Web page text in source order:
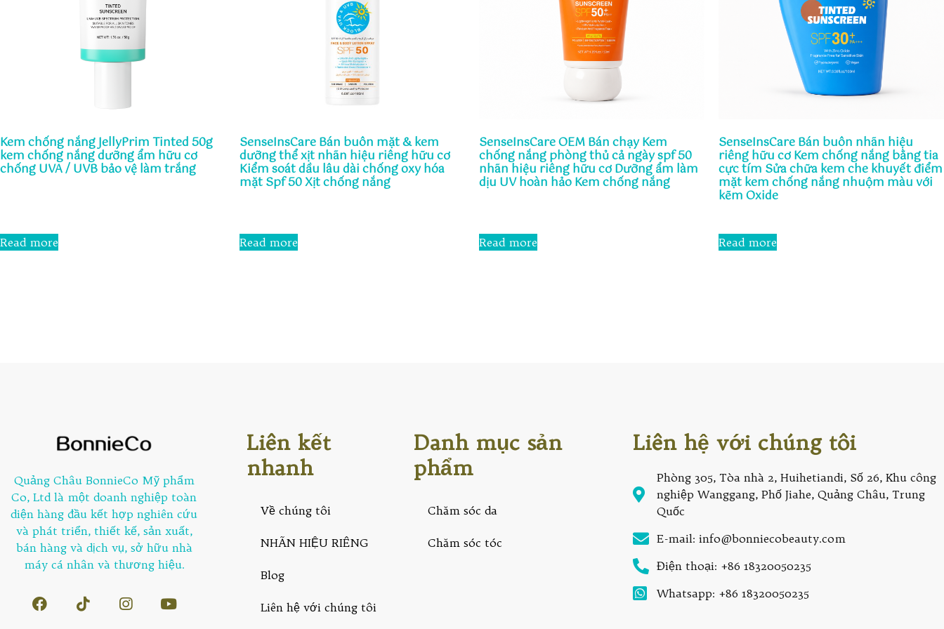
Kem chống nắng JellyPrim Tinted 50g
kem chống nắng dưỡng ẩm hữu cơ
chống UVA / UVB bảo vệ làm trắng
5
Read more
SenseInsCare Bán buôn mặt & kem
dưỡng thể xịt nhãn hiệu riêng hữu cơ
Kiểm soát dầu lâu dài chống oxy hóa
mặt Spf 50 Xịt chống nắng
out
of
5
Read more
SenseInsCare OEM Bán chạy Kem
chống nắng phòng thủ cả ngày spf 50
nhãn hiệu riêng hữu cơ Dưỡng ẩm làm
dịu UV hoàn hảo Kem chống nắng
out
of
5
Read more
SenseInsCare Bán buôn nhãn hiệu
riêng hữu cơ Kem chống nắng bằng tia
cực tím Sửa chữa kem che khuyết điểm
mặt kem chống nắng nhuộm màu với
kẽm Oxide
0
out
Read more
Quảng Châu BonnieCo Mỹ phẩm
Co, Ltd là một doanh nghiệp toàn
diện hàng đầu kết hợp nghiên cứu
và phát triển, thiết kế, sản xuất,
bán hàng và dịch vụ, sở hữu nhà
máy cá nhân và thương hiệu.
Liên kết
nhanh
Về chúng tôi
NHÃN HIỆU RIÊNG
Blog
Liên hệ với chúng tôi
Danh mục sản
phẩm
Chăm sóc da
Chăm sóc tóc
Liên hệ với chúng tôi
Phòng 305, Tòa nhà 2, Huihetiandi, Số 26, Khu công
nghiệp Wanggang, Phố Jiahe, Quảng Châu, Trung
Quốc
E-mail: info@bonniecobeauty.com
Điện thoại: +86 18320050235
Whatsapp: +86 18320050235